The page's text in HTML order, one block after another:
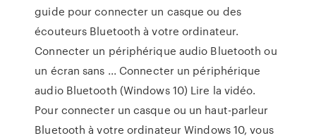
guide pour connecter un casque ou des
écouteurs Bluetooth à votre ordinateur.
Connecter un périphérique audio Bluetooth ou
un écran sans ... Connecter un périphérique
audio Bluetooth (Windows 10) Lire la vidéo.
Pour connecter un casque ou un haut-parleur
Bluetooth à votre ordinateur Windows 10, vous